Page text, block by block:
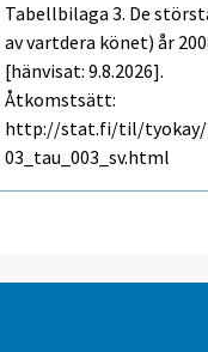
Tabellbilaga 3. De
av vartdera könet) år
[hänvisat: 9.8.2026].
Åtkomstsätt:
http://stat.fi/til/tyokay/
03_tau_003_sv.html